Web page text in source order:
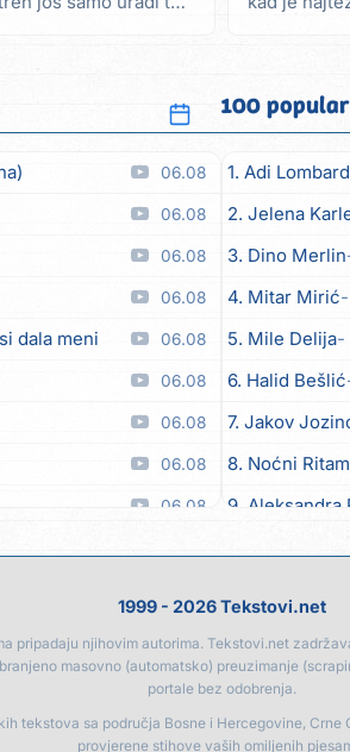
06.08
06.08
06.08
06.08
dala meni 06.08
06.08
06.08
06.08
06.08
06.08
06.08
100
1. Adi
2. Jelena
3. Dino Merlin
4. Mitar Mirić
5. Mile Delija
6. Halid Bešlić
7. Jakov
8. Noćni Ritam
9. Aleksandra
13. Noćni
14. Karlo!
1999 - 2026 Tekstovi.net
pripadaju njihovim autorima. Tekstovi.net
masovno (automatsko) preuzimanje
portale bez odobrenja.
tekstova sa područja Bosne i Hercegovine, Crne
provjerene stihove vaših omiljenih